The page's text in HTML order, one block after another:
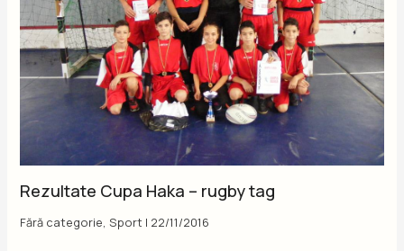
Rezultate Cupa Haka – rugby tag
Fără categorie,Sport | 22/11/2016